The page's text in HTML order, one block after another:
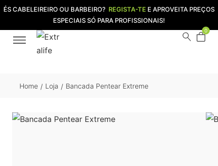
ÉS CABELEIREIRO OU BARBEIRO? REGISTA-TE E APROVEITA PREÇOS
ESPECIAIS SÓ PARA PROFISSIONAIS!
0
Home / Loja / Bancada Pentear Extreme